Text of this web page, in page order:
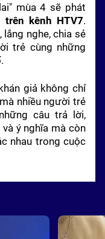
mùa 4 sẽ phát
kênh HTV7.
nghe, chia sẻ
trẻ cùng những
giả không chỉ
nhiều người trẻ
câu trả lời,
ý nghĩa mà còn
nhau trong cuộc